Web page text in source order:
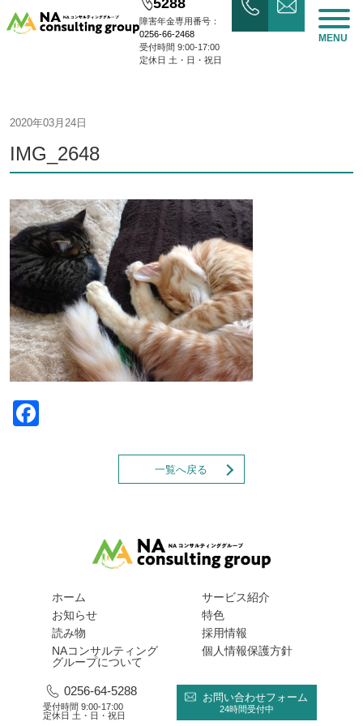
障害年金専用番号：
0256-66-2468
受付時間 9:00-17:00
定休日 土・日・祝日
MENU
2020年03月24日
IMG_2648
一覧へ戻る
ホーム
お知らせ
読み物
NAコンサルティング
グループについて
サービス紹介
特色
採用情報
個人情報保護方針
0256-64-5288
受付時間 9:00-17:00
定休日 土・日・祝日
お問い合わせフォーム
24時間受付中